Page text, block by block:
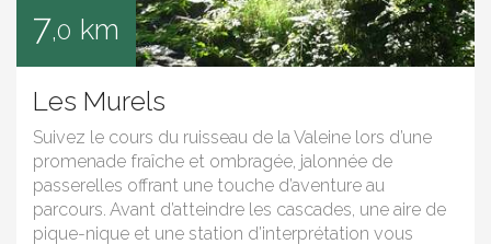
7,0 km
Les Murels
Suivez le cours du ruisseau de la Valeine lors d’une
promenade fraîche et ombragée, jalonnée de
passerelles offrant une touche d’aventure au
parcours. Avant d’atteindre les cascades, une aire de
pique-nique et une station d’interprétation vous